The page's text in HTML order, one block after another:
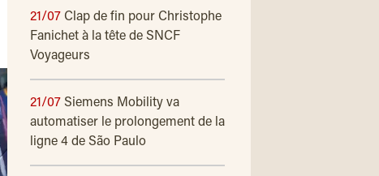
21/07 Clap de fin pour Christophe
Fanichet à la tête de SNCF
Voyageurs
21/07 Siemens Mobility va
automatiser le prolongement de la
ligne 4 de São Paulo